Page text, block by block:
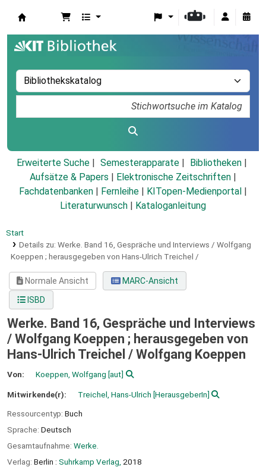
Erweiterte Suche Semesterapparate
Bibliotheken
Aufsätze & Papers
Elektronische Zeitschriften
Fachdatenbanken
Fernleihe KITopen-Medienportal
Literaturwunsch
Kataloganleitung
Start
Details zu: Werke. Band 16, Gespräche und Interviews / Wolfgang
Koeppen ; herausgegeben von Hans-Ulrich Treichel /
Normale Ansicht
MARC-Ansicht
ISBD
Werke. Band 16, Gespräche und Interviews
/ Wolfgang Koeppen ; herausgegeben von
Hans-Ulrich Treichel / Wolfgang Koeppen
Von: Koeppen, Wolfgang [aut]
Mitwirkende(r): Treichel, Hans-Ulrich [HerausgeberIn]
Ressourcentyp: Buch
Sprache: Deutsch
Gesamtaufnahme: Werke.
Verlag: Berlin : Suhrkamp Verlag, 2018